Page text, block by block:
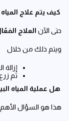
كيف يتم علاج المياه
حتى الآن العلاج
ويتم ذلك من خلال
ثم
هل عملية المياه
هذا هو السؤال